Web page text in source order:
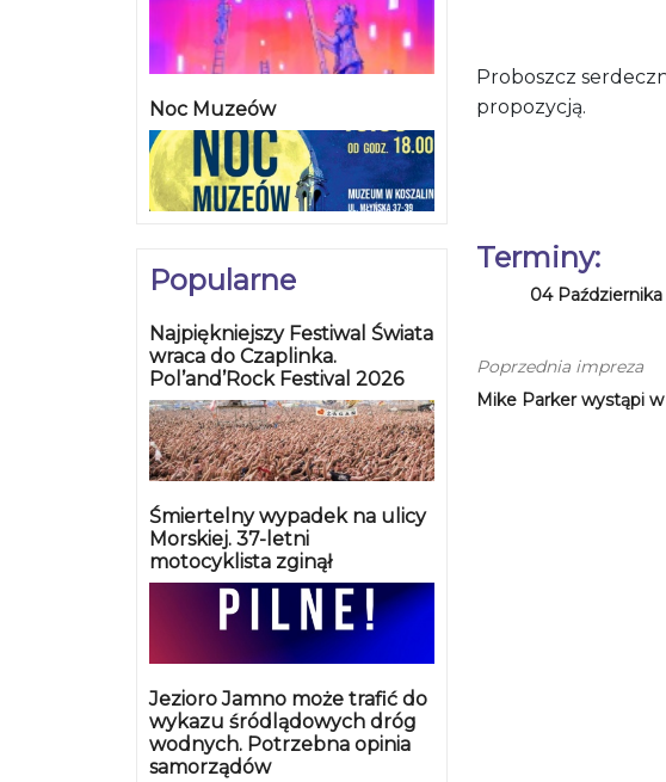
Noc Muzeów
Popularne
Najpiękniejszy Festiwal Świata
wraca do Czaplinka.
Pol’and’Rock Festival 2026
Śmiertelny wypadek na ulicy
Morskiej. 37-letni
motocyklista zginął
Jezioro Jamno może trafić do
wykazu śródlądowych dróg
wodnych. Potrzebna opinia
samorządów
Proboszcz
propozycją.
Terminy:
04
Poprzednia impreza
Mike Parker wystąpi w